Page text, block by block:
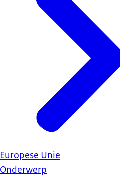
Europese Unie
Onderwerp